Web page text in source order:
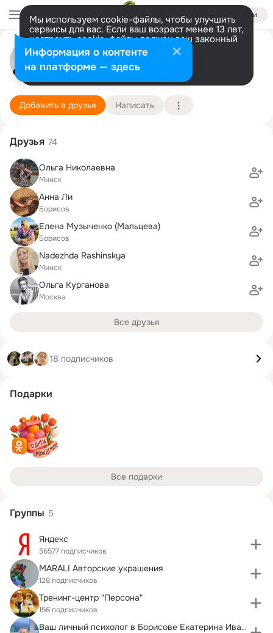
Войти
Мы используем cookie-файлы, чтобы улучшить
сервисы для вас. Если ваш возраст менее 13 лет,
настроить cookie-файлы должен ваш законный
представитель. Больше информации
Разрешить все Настроить
Елена :))
Минск 5 октября (42 года)
Подробнее
Добавить в друзья Написать
Друзья 74
Ольга Николаевна
Минск
Анна Ли
Борисов
Елена Музыченко (Мальцева)
Борисов
Nadezhda Rashinskya
Минск
Ольга Курганова
Москва
Все друзья
18 подписчиков
Подарки
Все подарки
Группы 5
Яндекс
56577 подписчиков
MARALI Авторские украшения
128 подписчиков
Тренинг-центр "Персона"
156 подписчиков
Ваш личный психолог в Борисове Екатерина Иванова
Информация о контенте
на платформе — здесь